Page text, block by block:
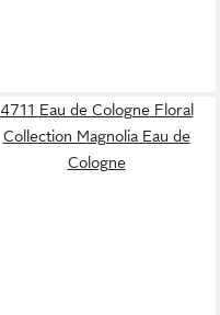
4711 Eau de Cologne Floral
Collection Magnolia Eau de
Cologne